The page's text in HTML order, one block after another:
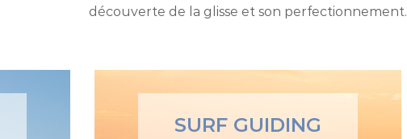
découverte de la glisse et son perfectionnement.
SURF GUIDING